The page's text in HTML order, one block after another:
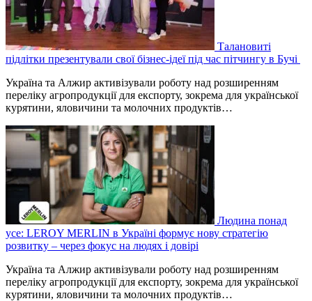
Талановиті
підлітки презентували свої бізнес-ідеї під час пітчингу в Бучі
Україна та Алжир активізували роботу над розширенням
переліку агропродукції для експорту, зокрема для української
курятини, яловичини та молочних продуктів…
Людина понад
усе: LEROY MERLIN в Україні формує нову стратегію
розвитку – через фокус на людях і довірі
Україна та Алжир активізували роботу над розширенням
переліку агропродукції для експорту, зокрема для української
курятини, яловичини та молочних продуктів…